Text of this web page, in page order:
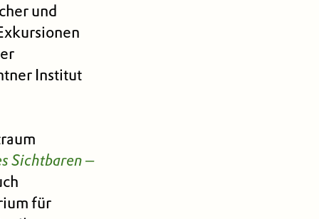
und
Institut
Sichtbaren –
für